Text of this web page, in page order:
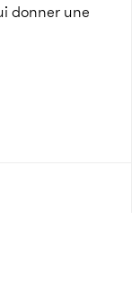
donner une